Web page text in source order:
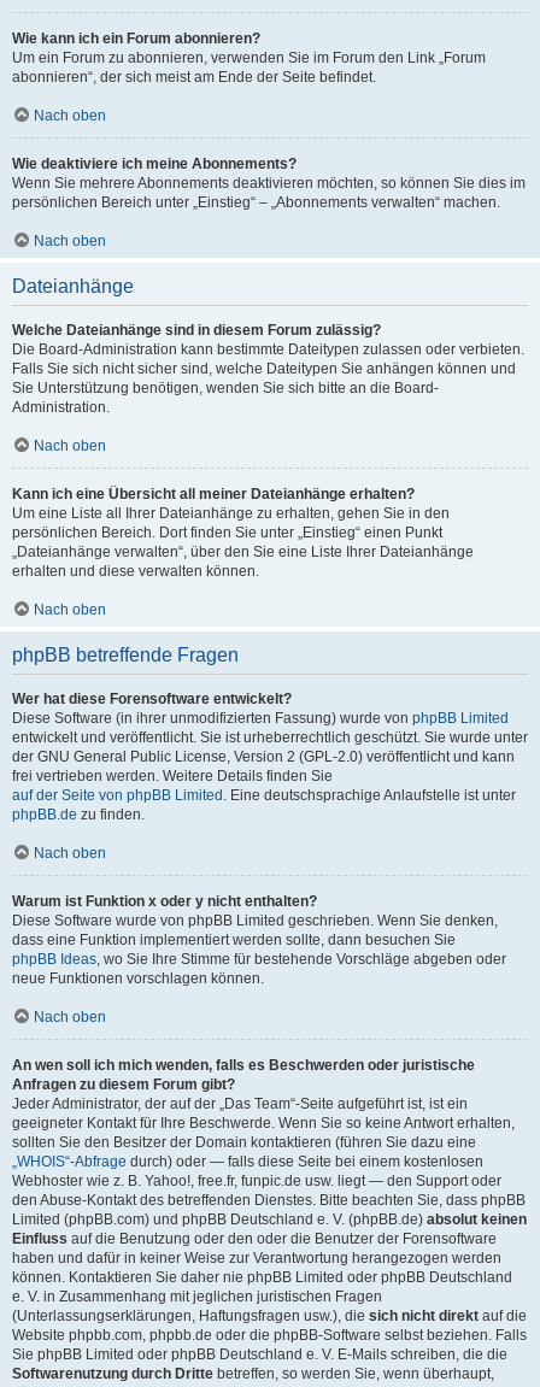
Wie kann ich ein Forum abonnieren?
Um ein Forum zu abonnieren, verwenden Sie im Forum den Link „Forum
abonnieren“, der sich meist am Ende der Seite befindet.
Nach oben
Wie deaktiviere ich meine Abonnements?
Wenn Sie mehrere Abonnements deaktivieren möchten, so können Sie dies im
persönlichen Bereich unter „Einstieg“ – „Abonnements verwalten“ machen.
Nach oben
Dateianhänge
Welche Dateianhänge sind in diesem Forum zulässig?
Die Board-Administration kann bestimmte Dateitypen zulassen oder verbieten.
Falls Sie sich nicht sicher sind, welche Dateitypen Sie anhängen können und
Sie Unterstützung benötigen, wenden Sie sich bitte an die Board-
Administration.
Nach oben
Kann ich eine Übersicht all meiner Dateianhänge erhalten?
Um eine Liste all Ihrer Dateianhänge zu erhalten, gehen Sie in den
persönlichen Bereich. Dort finden Sie unter „Einstieg“ einen Punkt
„Dateianhänge verwalten“, über den Sie eine Liste Ihrer Dateianhänge
erhalten und diese verwalten können.
Nach oben
phpBB betreffende Fragen
Wer hat diese Forensoftware entwickelt?
Diese Software (in ihrer unmodifizierten Fassung) wurde von phpBB Limited
entwickelt und veröffentlicht. Sie ist urheberrechtlich geschützt. Sie wurde unter
der GNU General Public License, Version 2 (GPL-2.0) veröffentlicht und kann
frei vertrieben werden. Weitere Details finden Sie
auf der Seite von phpBB Limited . Eine deutschsprachige Anlaufstelle ist unter
phpBB.de zu finden.
Nach oben
Warum ist Funktion x oder y nicht enthalten?
Diese Software wurde von phpBB Limited geschrieben. Wenn Sie denken,
dass eine Funktion implementiert werden sollte, dann besuchen Sie
phpBB Ideas, wo Sie Ihre Stimme für bestehende Vorschläge abgeben oder
neue Funktionen vorschlagen können.
Nach oben
An wen soll ich mich wenden, falls es Beschwerden oder juristische
Anfragen zu diesem Forum gibt?
Jeder Administrator, der auf der „Das Team“-Seite aufgeführt ist, ist ein
geeigneter Kontakt für Ihre Beschwerde. Wenn Sie so keine Antwort erhalten,
sollten Sie den Besitzer der Domain kontaktieren (führen Sie dazu eine
„WHOIS“-Abfrage durch) oder — falls diese Seite bei einem kostenlosen
Webhoster wie z. B. Yahoo!, free.fr, funpic.de usw. liegt — den Support oder
den Abuse-Kontakt des betreffenden Dienstes. Bitte beachten Sie, dass phpBB
Limited (phpBB.com) und phpBB Deutschland e. V. (phpBB.de) absolut keinen
Einfluss auf die Benutzung oder den oder die Benutzer der Forensoftware
haben und dafür in keiner Weise zur Verantwortung herangezogen werden
können. Kontaktieren Sie daher nie phpBB Limited oder phpBB Deutschland
e. V. in Zusammenhang mit jeglichen juristischen Fragen
(Unterlassungserklärungen, Haftungsfragen usw.), die sich nicht direkt auf die
Website phpbb.com, phpbb.de oder die phpBB-Software selbst beziehen. Falls
Sie phpBB Limited oder phpBB Deutschland e. V. E-Mails schreiben, die die
Softwarenutzung durch Dritte betreffen, so werden Sie, wenn überhaupt,